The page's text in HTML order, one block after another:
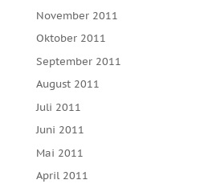
November 2011
Oktober 2011
September 2011
August 2011
Juli 2011
Juni 2011
Mai 2011
April 2011